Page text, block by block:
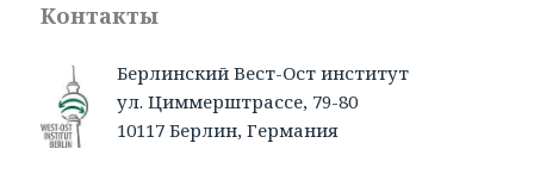
Контакты
Берлинский Вест-Ост институт
ул. Циммерштрассе, 79-80
10117 Берлин, Германия